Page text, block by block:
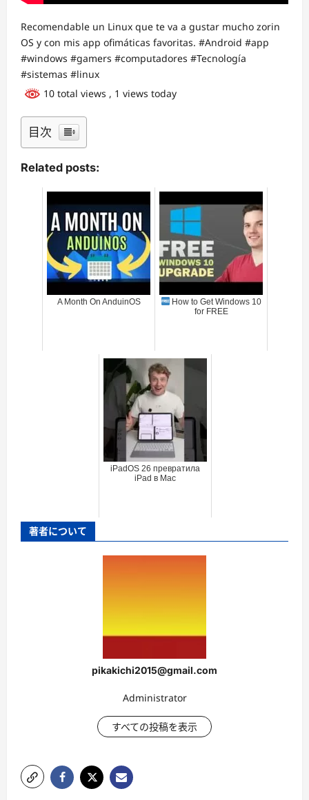
Recomendable un Linux que te va a gustar mucho zorin
OS y con mis app ofimáticas favoritas. #Android #app
#windows #gamers #computadores #Tecnología
#sistemas #linux
10 total views , 1 views today
目次
Related posts:
A Month On AnduinOS
How to Get Windows 10
for FREE
iPadOS 26 превратила
iPad в Mac
著者について
pikakichi2015@gmail.com
Administrator
すべての投稿を表示